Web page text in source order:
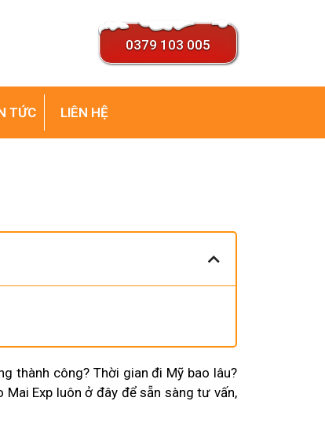
0379 103 005
TỨC LIÊN HỆ
thành công? Thời gian đi Mỹ bao lâu?
Mai Exp luôn ở đây để sẵn sàng tư vấn,